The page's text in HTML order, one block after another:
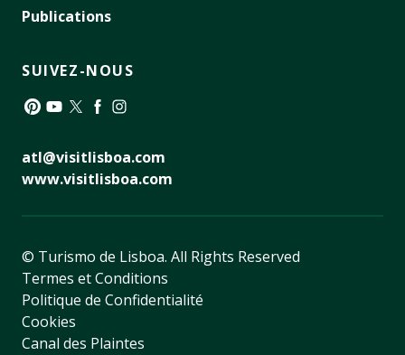
Publications
SUIVEZ-NOUS
atl@visitlisboa.com
www.visitlisboa.com
© Turismo de Lisboa. All Rights Reserved
Termes et Conditions
Politique de Confidentialité
Cookies
Canal des Plaintes